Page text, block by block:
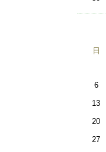
日
6
13
20
27